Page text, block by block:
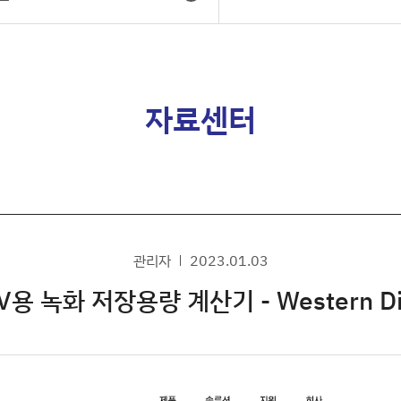
자료센터
관리자 2023.01.03
용 녹화 저장용량 계산기 - Western